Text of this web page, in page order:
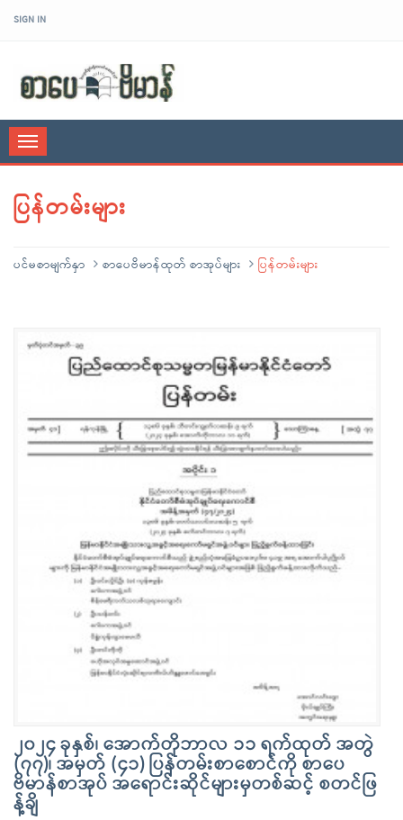
SIGN IN
Toggle
navigation
ပြန်တမ်းများ
ပင်မစာမျက်နှာ စာပေဗိမာန်ထုတ် စာအုပ်များ ပြန်တမ်းများ
၂၀၂၄ ခုနှစ်၊ အောက်တိုဘာလ ၁၁ ရက်ထုတ် အတွဲ
(၇၇)၊ အမှတ် (၄၁) ပြန်တမ်းစာစောင်ကို စာပေ
ဗိမာန်စာအုပ် အရောင်းဆိုင်များမှတစ်ဆင့် စတင်ဖြ
န့်ချိ